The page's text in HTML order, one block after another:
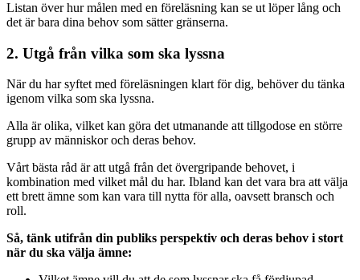
Listan över hur målen med en föreläsning kan se ut löper lång och
det är bara dina behov som sätter gränserna.
2. Utgå från vilka som ska lyssna
När du har syftet med föreläsningen klart för dig, behöver du tänka
igenom vilka som ska lyssna.
Alla är olika, vilket kan göra det utmanande att tillgodose en större
grupp av människor och deras behov.
Vårt bästa råd är att utgå från det övergripande behovet, i
kombination med vilket mål du har. Ibland kan det vara bra att välja
ett brett ämne som kan vara till nytta för alla, oavsett bransch och
roll.
Så, tänk utifrån din publiks perspektiv och deras behov i stort
när du ska välja ämne: